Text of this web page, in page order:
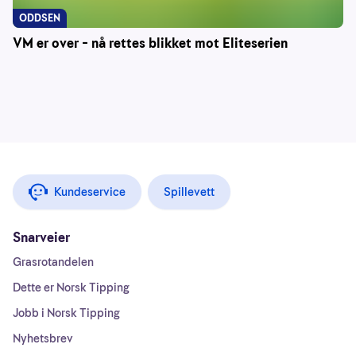
VM er over – nå rettes blikket mot Eliteserien
ODDSEN
Kundeservice Spillevett
Snarveier
Grasrotandelen
Dette er Norsk Tipping
Jobb i Norsk Tipping
Nyhetsbrev